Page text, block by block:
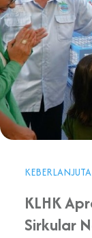
KLHK
Sirkular